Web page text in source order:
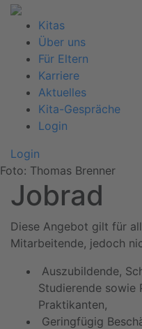
Kitas
Über uns
Für Eltern
Karriere
Aktuelles
Kita-Gespräche
Login
Login
Foto: Thomas Brenner
Jobrad
Diese Angebot gilt für
Mitarbeitende, jedoch
Auszubildende,
Studierende sowie
Praktikanten,
Geringfügig